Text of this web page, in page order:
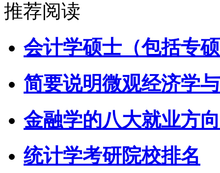
推荐阅读
会计学硕士（包括专
简要说明微观经济学
金融学的八大就业方
统计学考研院校排名